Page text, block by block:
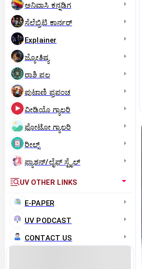
ಅನಿವಾಸಿ ಕನ್ನಡಿಗ
ಸೆಲೆಬ್ರಿಟಿ ಕಾರ್ನರ್‌
Explainer
ಜ್ಯೋತಿಷ್ಯ
ರಾಶಿ ಫಲ
ಪುಟಾಣಿ ಪ್ರಪಂಚ
ವೀಡಿಯೊ ಗ್ಯಾಲರಿ
ಫೋಟೋ ಗ್ಯಾಲರಿ
ರೀಲ್ಸ್
ಫ್ಯಾಶನ್/ಲೈಫ್‌ ಸ್ಟೈಲ್
UV OTHER LINKS
E-PAPER
UV PODCAST
CONTACT US